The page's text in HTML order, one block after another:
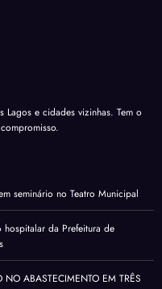
e cidades vizinhas. Tem o
seminário no Teatro Municipal
hospitalar da Prefeitura de
ABASTECIMENTO EM TRÊS